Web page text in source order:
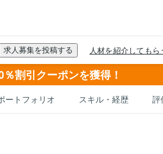
割引クーポンを獲得！
ートフォリオ スキル・経歴 評